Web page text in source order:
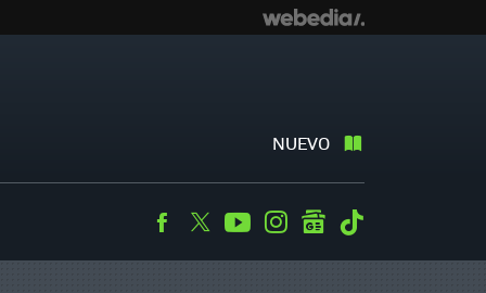
NUEVO
Facebook
TwitterYoutubeInstagramgooglenews